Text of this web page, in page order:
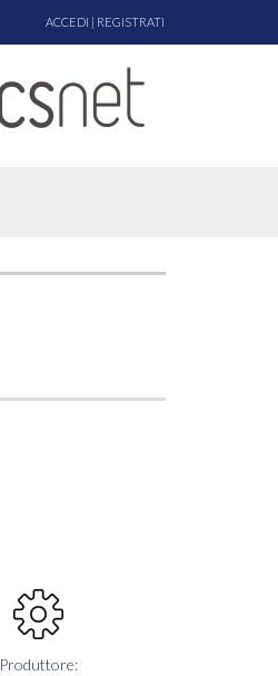
ACCEDI | REGISTRATI
Produttore: